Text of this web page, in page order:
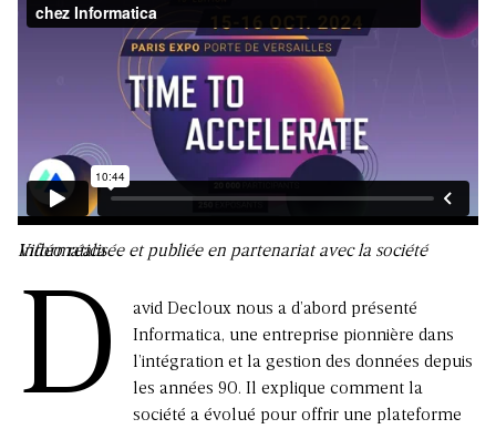
Vidéo réalisée et publiée en partenariat avec la société Informatica
D
avid Decloux nous a d’abord présenté
Informatica, une entreprise pionnière dans
l’intégration et la gestion des données depuis
les années 90. Il explique comment la
société a évolué pour offrir une plateforme